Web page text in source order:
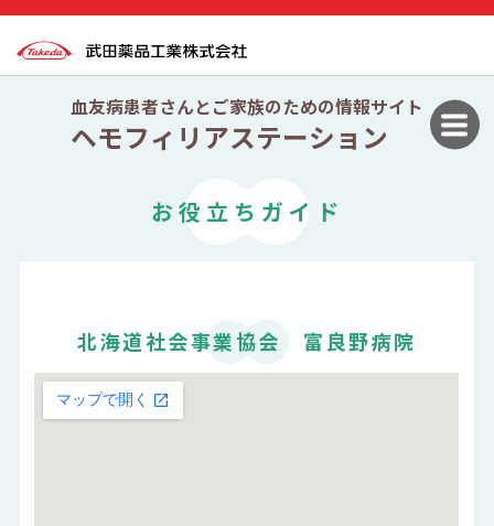
血友病患者さんとご家族のための情報サイト
ヘモフィリアステーション
お役立ちガイド
北海道社会事業協会 富良野病院